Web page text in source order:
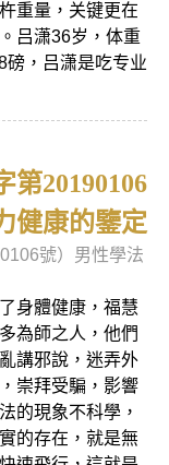
重量，关键更在
吕潇36岁，体重
磅，吕潇是吃专业
第20190106
健康的鑒定
號）男性學法
身體健康，福慧
為師之人，他們
講邪說，迷弄外
崇拜受騙，影響
的現象不科學，
的存在，就是無